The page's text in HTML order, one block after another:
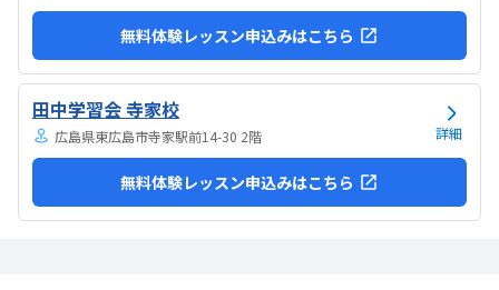
無料体験レッスン申込みはこちら
田中学習会 寺家校
広島県東広島市寺家駅前14-30 2階 詳細
無料体験レッスン申込みはこちら